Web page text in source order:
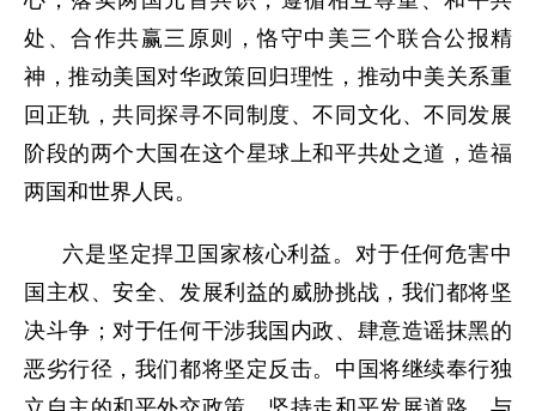
处、合作共赢三原则，恪守中美三个联合公报精
神，推动美国对华政策回归理性，推动中美关系重
回正轨，共同探寻不同制度、不同文化、不同发展
阶段的两个大国在这个星球上和平共处之道，造福
两国和世界人民。
六是坚定捍卫国家核心利益。对于任何危害中
国主权、安全、发展利益的威胁挑战，我们都将坚
决斗争；对于任何干涉我国内政、肆意造谣抹黑的
恶劣行径，我们都将坚定反击。中国将继续奉行独